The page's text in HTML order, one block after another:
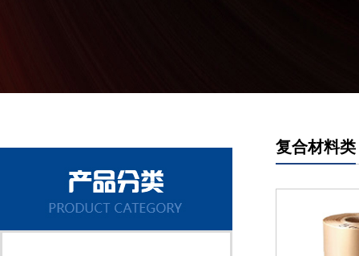
复合材料类